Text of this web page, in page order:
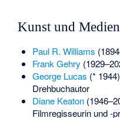
Kunst und Medien
Paul R. Williams
Frank Gehry
George Lucas (*
Drehbuchautor
Diane Keaton
Filmregisseurin und -